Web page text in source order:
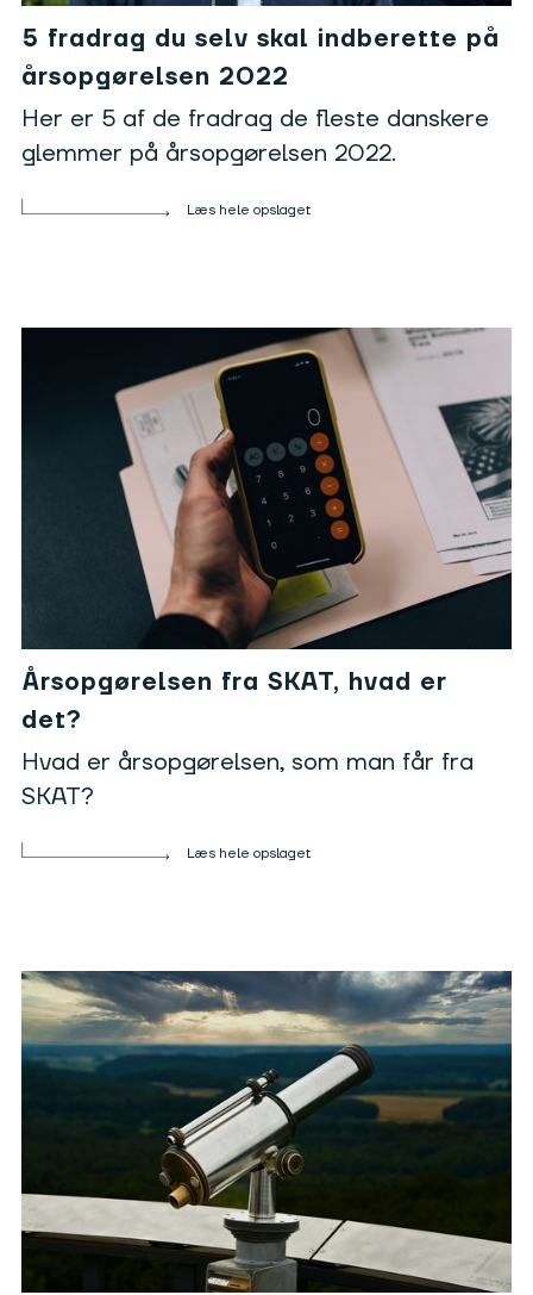
5 fradrag du selv skal indberette på
årsopgørelsen 2022
Her er 5 af de fradrag de fleste danskere
glemmer på årsopgørelsen 2022.
Læs hele opslaget
Årsopgørelsen fra SKAT, hvad er
det?
Hvad er årsopgørelsen, som man får fra
SKAT?
Læs hele opslaget